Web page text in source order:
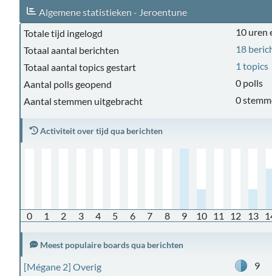
Algemene statistieken - Jeroentune
Totale tijd ingelogd
10 uren
Totaal aantal berichten
18
Totaal aantal topics gestart
1 topics
Aantal polls geopend
0 polls
Aantal stemmen uitgebracht
0
Activiteit over tijd qua berichten
0 1 2 3 4 5 6 7 8 9 10 11 12 13
Meest populaire boards qua berichten
[Mégane 2] Overig
9